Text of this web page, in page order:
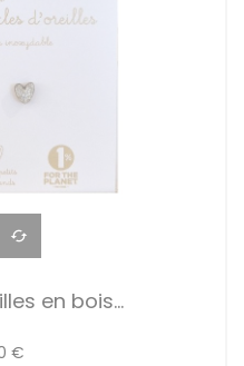

en bois...
€